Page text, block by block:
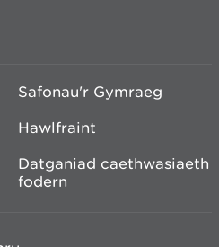
Safonau'r Gymraeg
Hawlfraint
Datganiad caethwasiaeth
fodern